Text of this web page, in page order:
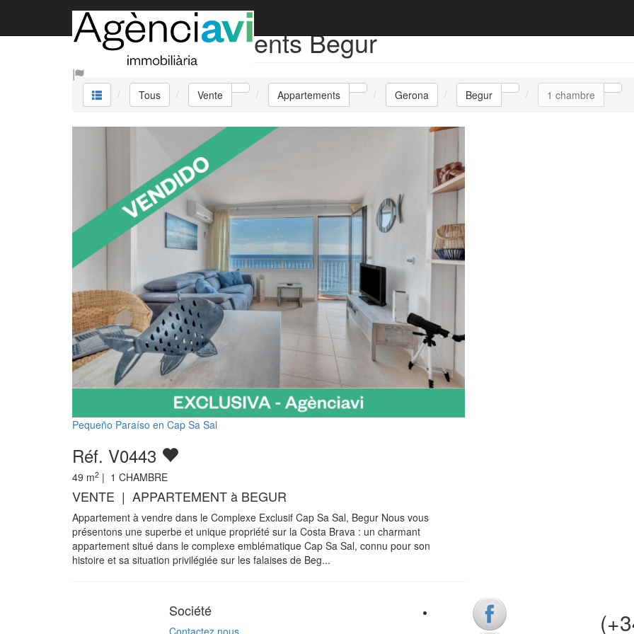
Vente Appartements Begur
Tous Vente Appartements Gerona Begur 1 chambre
Pequeño Paraíso en Cap Sa Sal
Réf. V0443
49 m2 | 1 CHAMBRE
VENTE | APPARTEMENT à BEGUR
Appartement à vendre dans le Complexe Exclusif Cap Sa Sal, Begur Nous vous
présentons une superbe et unique propriété sur la Costa Brava : un charmant
appartement situé dans le complexe emblématique Cap Sa Sal, connu pour son
histoire et sa situation privilégiée sur les falaises de Beg...
Société